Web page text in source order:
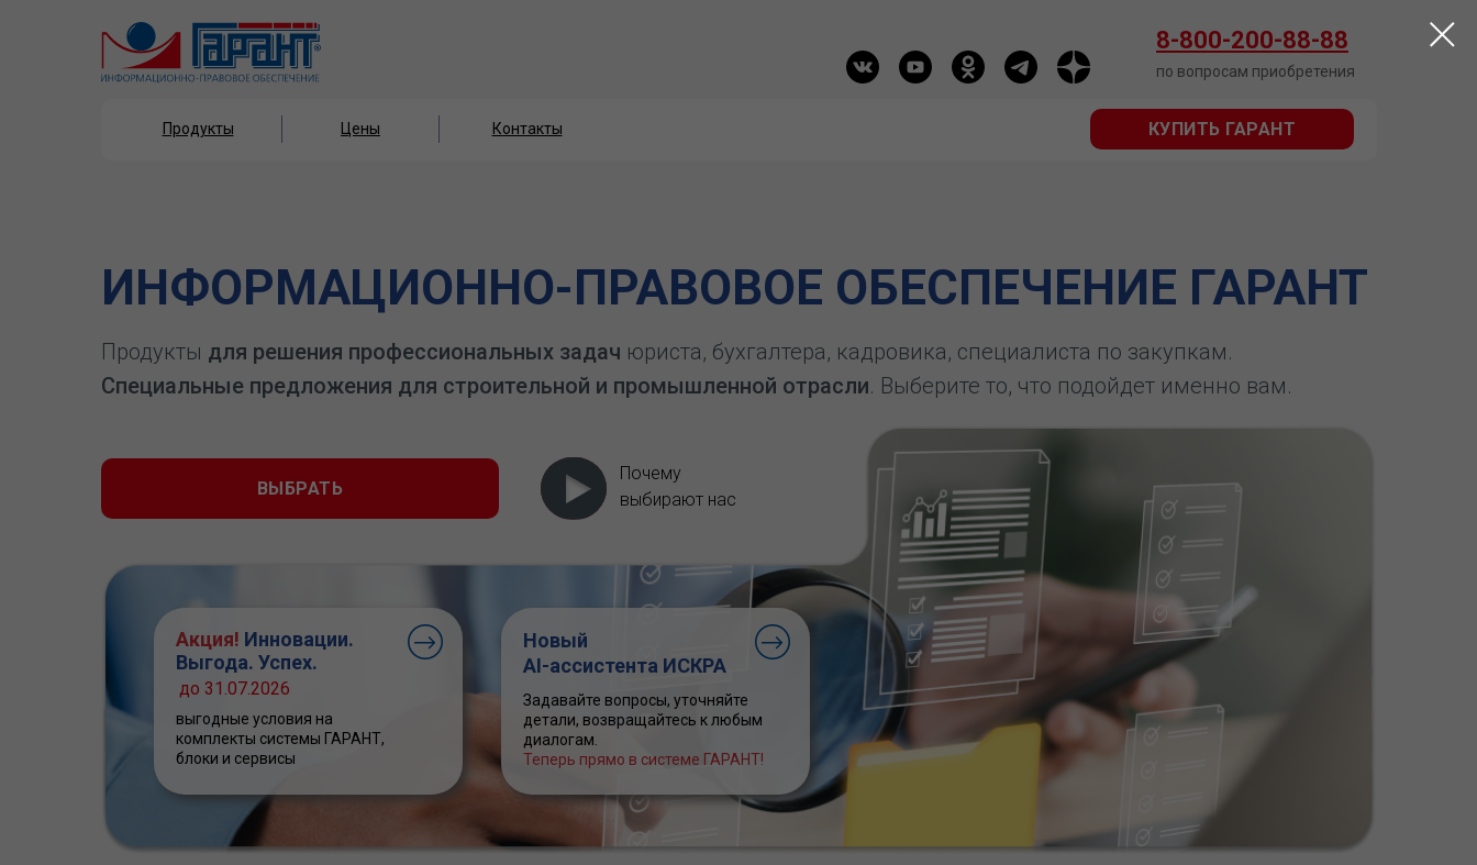
Продукты Цены Контакты
8-800-200-88-88
по вопросам приобретения
КУПИТЬ ГАРАНТ
Продукты КУПИТЬ ГАРАНТ
ИНФОРМАЦИОННО-ПРАВОВОЕ ОБЕСПЕЧЕНИЕ ГАРАНТ
Продукты для решения профессиональных задач юриста, бухгалтера, кадровика, специалиста по закупкам.
Специальные предложения для строительной и промышленной отрасли. Выберите то, что подойдет именно вам.
ВЫБРАТЬ
Почему
выбирают нас
Акция! Инновации.
Выгода. Успех.
выгодные условия на
комплекты системы ГАРАНТ,
блоки и сервисы
до 31.07.2026
Новый
AI-ассистента ИСКРА
Задавайте вопросы, уточняйте
детали, возвращайтесь к любым
диалогам.
Теперь прямо в системе ГАРАНТ!